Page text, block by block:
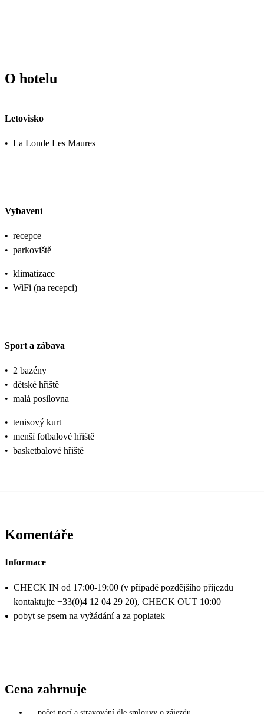
O hotelu
Letovisko
• La Londe Les Maures
Vybavení
• recepce
• parkoviště
• klimatizace
• WiFi (na recepci)
Sport a zábava
• 2 bazény
• dětské hřiště
• malá posilovna
• tenisový kurt
• menší fotbalové hřiště
• basketbalové hřiště
Komentáře
Informace
CHECK IN od 17:00-19:00 (v případě pozdějšího příjezdu
kontaktujte +33(0)4 12 04 29 20), CHECK OUT 10:00
pobyt se psem na vyžádání a za poplatek
Cena zahrnuje